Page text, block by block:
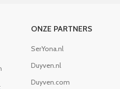
ONZE PARTNERS
SerYona.nl
Duyven.nl
Duyven.com